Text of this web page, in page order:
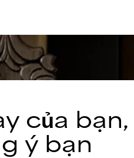
của bạn,
ý bạn